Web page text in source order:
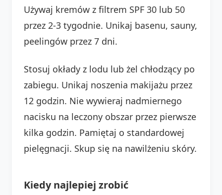
Używaj kremów z filtrem SPF 30 lub 50
przez 2-3 tygodnie. Unikaj basenu, sauny,
peelingów przez 7 dni.
Stosuj okłady z lodu lub żel chłodzący po
zabiegu. Unikaj noszenia makijażu przez
12 godzin. Nie wywieraj nadmiernego
nacisku na leczony obszar przez pierwsze
kilka godzin. Pamiętaj o standardowej
pielęgnacji. Skup się na nawilżeniu skóry.
Kiedy najlepiej zrobić